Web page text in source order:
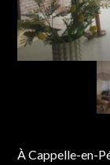
À Cappelle-en-